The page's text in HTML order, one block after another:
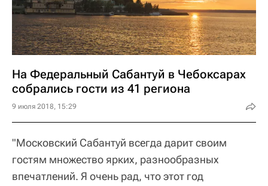
На Федеральный Сабантуй в Чебоксарах
собрались гости из 41 региона
9 июля 2018, 15:29
"Московский Сабантуй всегда дарит своим
гостям множество ярких, разнообразных
впечатлений. Я очень рад, что этот год